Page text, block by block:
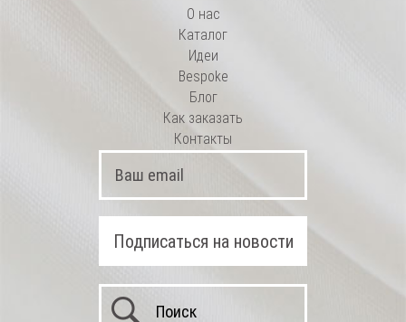
О нас
Каталог
Идеи
Bespoke
Блог
Как заказать
Контакты